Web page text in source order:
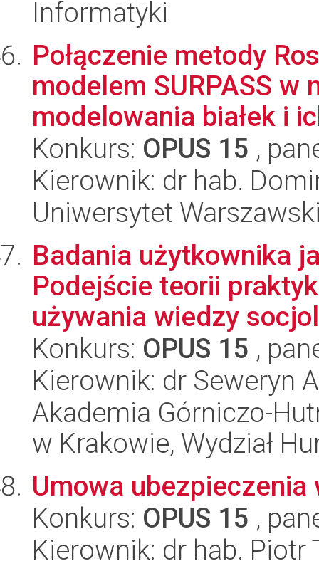
Informatyki
Połączenie metody
modelem SURPASS
modelowania białek i
Konkurs: OPUS 15 ,
Kierownik: dr hab.
Uniwersytet
Badania użytkownika
Podejście teorii
używania wiedzy
Konkurs: OPUS 15 ,
Kierownik: dr Seweryn
Akademia Górniczo-
w Krakowie, Wydział
Umowa ubezpieczenia
Konkurs: OPUS 15 ,
Kierownik: dr hab. Piotr